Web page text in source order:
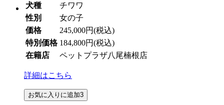
犬種
チワワ
性別
女の子
価格
245,000円(税込)
特別価格 184,800円(税込)
在籍店
ペットプラザ八尾楠根店
詳細はこちら
お気に入りに追加3